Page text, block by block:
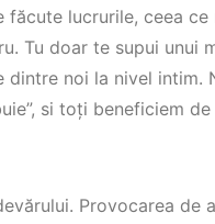
făcute lucrurile, ceea
Tu doar te supui unui
noi la nivel intim.
si toți beneficiem
Provocarea de